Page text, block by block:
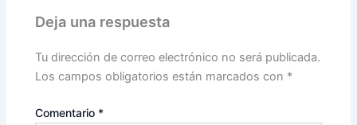
Deja una respuesta
Tu dirección de correo electrónico no será publicada.
Los campos obligatorios están marcados con *
Comentario *